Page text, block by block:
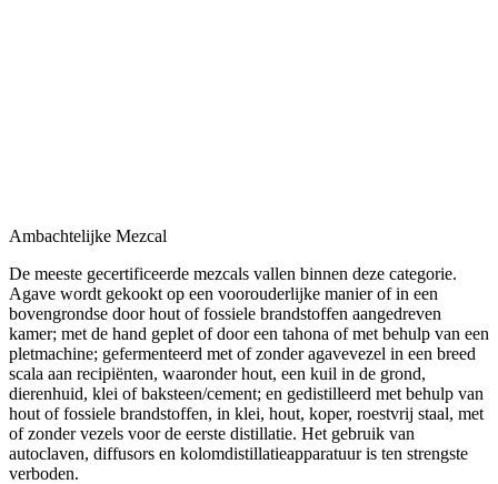
Ambachtelijke Mezcal
De meeste gecertificeerde mezcals vallen binnen deze categorie.
Agave wordt gekookt op een voorouderlijke manier of in een
bovengrondse door hout of fossiele brandstoffen aangedreven
kamer; met de hand geplet of door een tahona of met behulp van een
pletmachine; gefermenteerd met of zonder agavevezel in een breed
scala aan recipiënten, waaronder hout, een kuil in de grond,
dierenhuid, klei of baksteen/cement; en gedistilleerd met behulp van
hout of fossiele brandstoffen, in klei, hout, koper, roestvrij staal, met
of zonder vezels voor de eerste distillatie. Het gebruik van
autoclaven, diffusors en kolomdistillatieapparatuur is ten strengste
verboden.